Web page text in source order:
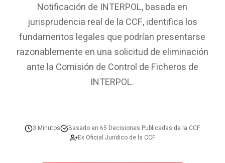
Notificación de INTERPOL, basada en
jurisprudencia real de la CCF, identifica los
fundamentos legales que podrían presentarse
razonablemente en una solicitud de eliminación
ante la Comisión de Control de Ficheros de
INTERPOL.
3 Minutos
Basado en 65 Decisiones Publicadas de la CCF
Ex Oficial Jurídico de la CCF